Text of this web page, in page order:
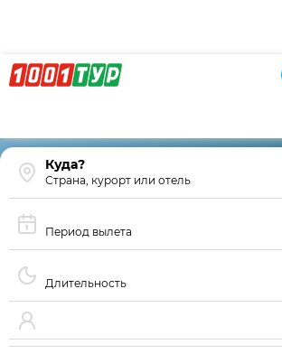
Страна, курорт или отель
Период вылета
Длительность